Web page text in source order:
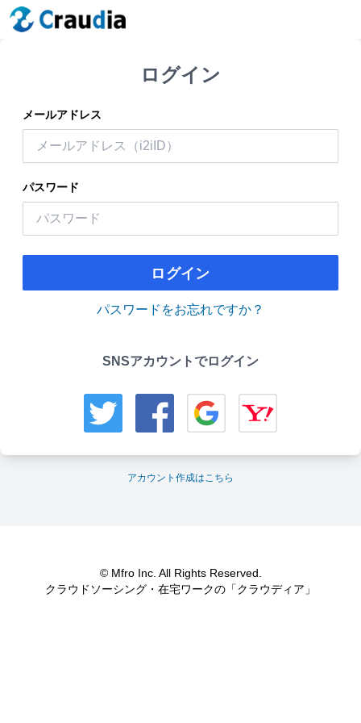
ログイン
メールアドレス
パスワード
ログイン
パスワードをお忘れですか？
SNSアカウントでログイン
アカウント作成はこちら
© Mfro Inc. All Rights Reserved.
クラウドソーシング・在宅ワークの「クラウディア」